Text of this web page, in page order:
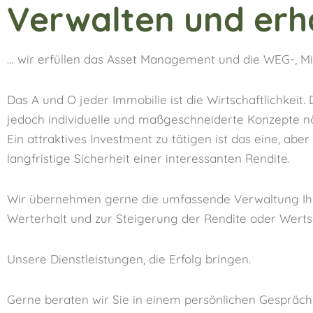
Verwalten und
… wir erfüllen das Asset Management und die WEG-,
Das A und O jeder Immobilie ist die Wirtschaftlichkeit.
jedoch individuelle und maßgeschneiderte Konzepte
Ein attraktives Investment zu tätigen ist das eine,
langfristige Sicherheit einer interessanten Rendite.
Wir übernehmen gerne die umfassende Verwaltung
Werterhalt und zur Steigerung der Rendite oder
Unsere Dienstleistungen, die Erfolg bringen.
Gerne beraten wir Sie in einem persönlichen